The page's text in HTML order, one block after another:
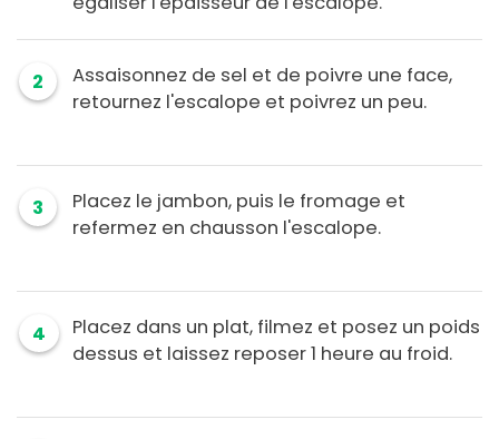
2
Assaisonnez de sel et de poivre une face,
retournez l'escalope et poivrez un peu.
3
Placez le jambon, puis le fromage et
refermez en chausson l'escalope.
4
Placez dans un plat, filmez et posez un poids
dessus et laissez reposer 1 heure au froid.